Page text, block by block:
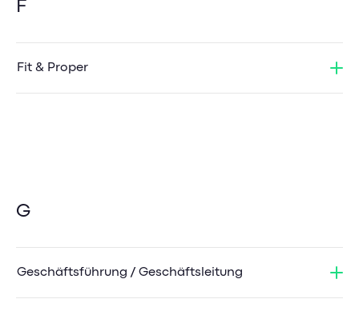
F
Fit & Proper
G
Geschäftsführung / Geschäftsleitung